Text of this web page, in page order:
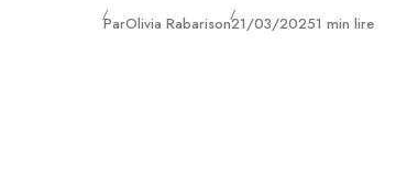
ParOlivia RabarisonPublié
21/03/20251 min lire